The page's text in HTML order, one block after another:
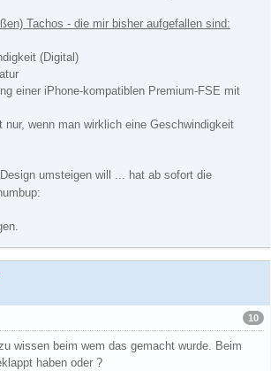
Tachos - die mir bisher aufgefallen sind:
(Digital)
einer iPhone-kompatiblen Premium-FSE mit
nur, wenn man wirklich eine Geschwindigkeit
umsteigen will ... hat ab sofort die
10
wissen beim wem das gemacht wurde. Beim
haben oder ?